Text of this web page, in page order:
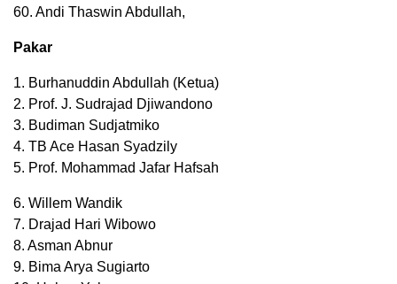
60. Andi Thaswin Abdullah,
Pakar
1. Burhanuddin Abdullah (Ketua)
2. Prof. J. Sudrajad Djiwandono
3. Budiman Sudjatmiko
4. TB Ace Hasan Syadzily
5. Prof. Mohammad Jafar Hafsah
6. Willem Wandik
7. Drajad Hari Wibowo
8. Asman Abnur
9. Bima Arya Sugiarto